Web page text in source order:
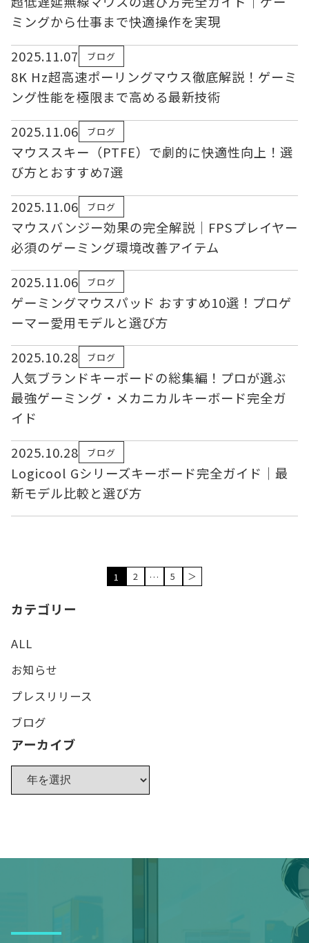
ミングから仕事まで快適操作を実現
2025.11.07
ブログ
8K Hz超高速ポーリングマウス徹底解説！ゲーミ
ング性能を極限まで高める最新技術
2025.11.06
ブログ
マウススキー（PTFE）で劇的に快適性向上！選
び方とおすすめ7選
2025.11.06
ブログ
マウスバンジー効果の完全解説｜FPSプレイヤー
必須のゲーミング環境改善アイテム
2025.11.06
ブログ
ゲーミングマウスパッド おすすめ10選！プロゲ
ーマー愛用モデルと選び方
2025.10.28
ブログ
人気ブランドキーボードの総集編！プロが選ぶ
最強ゲーミング・メカニカルキーボード完全ガ
イド
2025.10.28
ブログ
Logicool Gシリーズキーボード完全ガイド｜最
新モデル比較と選び方
1 2 … 5 ＞
カテゴリー
ALL
お知らせ
プレスリリース
ブログ
アーカイブ